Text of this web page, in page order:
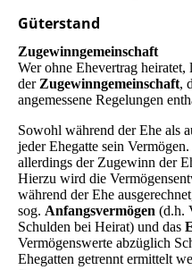
Güterstand
Zugewinngemeinschaft
Wer ohne Ehevertrag heiratet,
der Zugewinn­gemein­schaft,
angemessene Regelungen
Sowohl während der Ehe als
jeder Ehegatte sein
allerdings der Zugewinn der
Hierzu wird die
während der Ehe
sog. Anfangsvermögen (d.h.
Schulden bei Heirat) und das
Vermögenswerte abzüglich
Ehegatten getrennt ermittelt